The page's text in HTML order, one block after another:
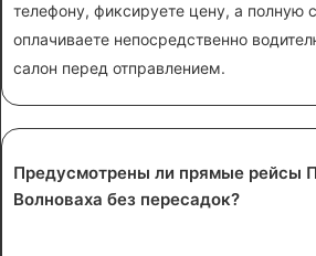
телефону, фиксируете цену, а полную
оплачиваете непосредственно
салон перед отправлением.
Предусмотрены ли прямые рейсы
Волноваха без пересадок?